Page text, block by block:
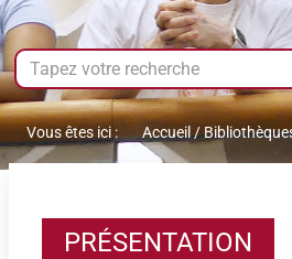
Vous êtes ici :
Accueil /
PRÉSENTATION